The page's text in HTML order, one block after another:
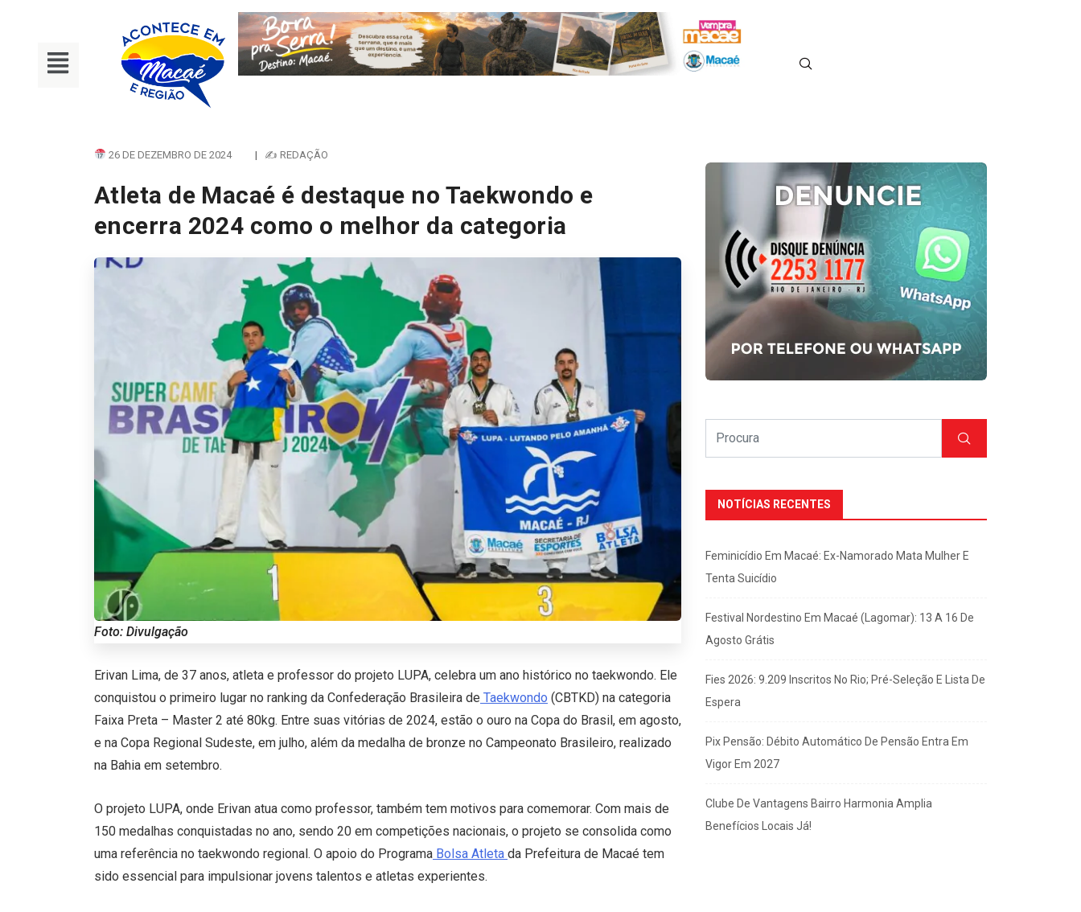
26 DE DEZEMBRO DE 2024 | ✍ REDAÇÃO
Atleta de Macaé é destaque no Taekwondo e
encerra 2024 como o melhor da categoria
Foto: Divulgação
Erivan Lima, de 37 anos, atleta e professor do projeto LUPA, celebra um ano histórico no taekwondo. Ele
conquistou o primeiro lugar no ranking da Confederação Brasileira de Taekwondo (CBTKD) na categoria
Faixa Preta – Master 2 até 80kg. Entre suas vitórias de 2024, estão o ouro na Copa do Brasil, em agosto,
e na Copa Regional Sudeste, em julho, além da medalha de bronze no Campeonato Brasileiro, realizado
na Bahia em setembro.
O projeto LUPA, onde Erivan atua como professor, também tem motivos para comemorar. Com mais de
150 medalhas conquistadas no ano, sendo 20 em competições nacionais, o projeto se consolida como
uma referência no taekwondo regional. O apoio do Programa Bolsa Atleta da Prefeitura de Macaé tem
sido essencial para impulsionar jovens talentos e atletas experientes.
NOTÍCIAS RECENTES
Feminicídio Em Macaé: Ex-Namorado Mata Mulher E
Tenta Suicídio
Festival Nordestino Em Macaé (Lagomar): 13 A 16 De
Agosto Grátis
Fies 2026: 9.209 Inscritos No Rio; Pré-Seleção E Lista De
Espera
Pix Pensão: Débito Automático De Pensão Entra Em
Vigor Em 2027
Clube De Vantagens Bairro Harmonia Amplia
Benefícios Locais Já!